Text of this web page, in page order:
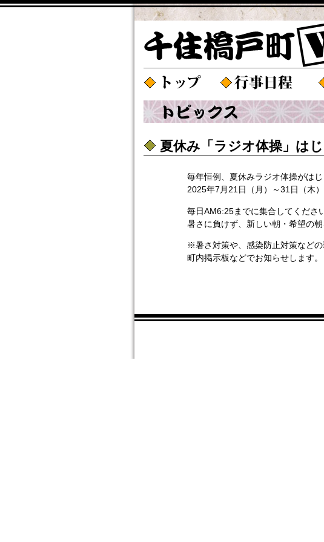
夏休み「ラジオ体操」は
毎年恒例、夏休みラジオ体操がはじ
2025年7月21日（月）～31日（木
毎日AM6:25までに集合してくださ
暑さに負けず、新しい朝・希望の朝
※暑さ対策や、感染防止対策など
町内掲示板などでお知らせします。